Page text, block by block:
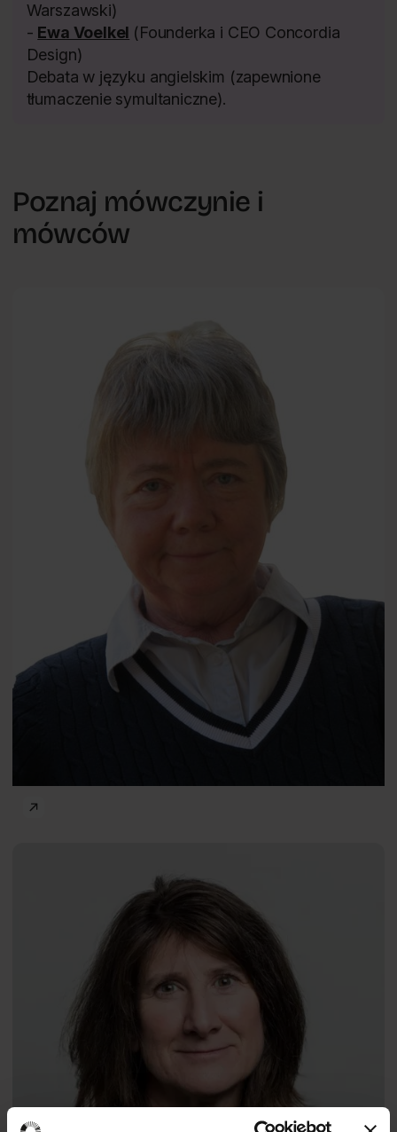
Warszawski)
- Ewa Voelkel (Founderka i CEO Concordia
Design)
Debata w języku angielskim (zapewnione
tłumaczenie symultaniczne).
Poznaj mówczynie i
mówców
Maria Lewicka